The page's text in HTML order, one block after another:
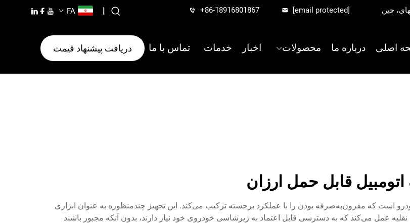
+86-18916801867 [email protected]
|
FA
اصلی درباره ما محصولات اخبار خدمات تماس با ما دریافت پیشنهاد قیمت
قابل حمل ارزان
است که مقرون‌به‌صرفه بودن را با عملکرد برجسته ترکیب می‌کند. این تجهیز چندمنظوره به عنوان ابزاری
عمل می‌کند که به دسترسی قابل اعتماد به زیرشاسی خودروی خود نیاز دارند، بدون آنکه مجبور باشند